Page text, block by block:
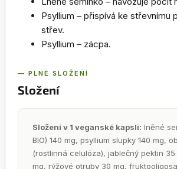
Psyllium – přispívá ke střevnímu
střev.
Psyllium – zácpa.
— PLNÉ SLOŽENÍ
Složení
Složení v 1 veganské kapsli: lněné
BIO) 140 mg, psyllium slupky 140 mg,
(rostlinná celulóza), jablečný pektin 35
mg, rýžové otruby 30 mg,